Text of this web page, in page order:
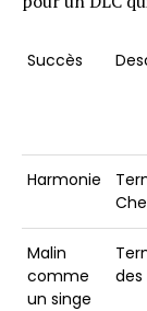
Succès
Harmonie
Malin
comme
un singe
des